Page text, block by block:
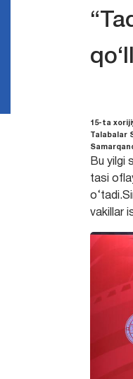
15-ta
Talabalar
Bu yilgi
tasi
vakillar